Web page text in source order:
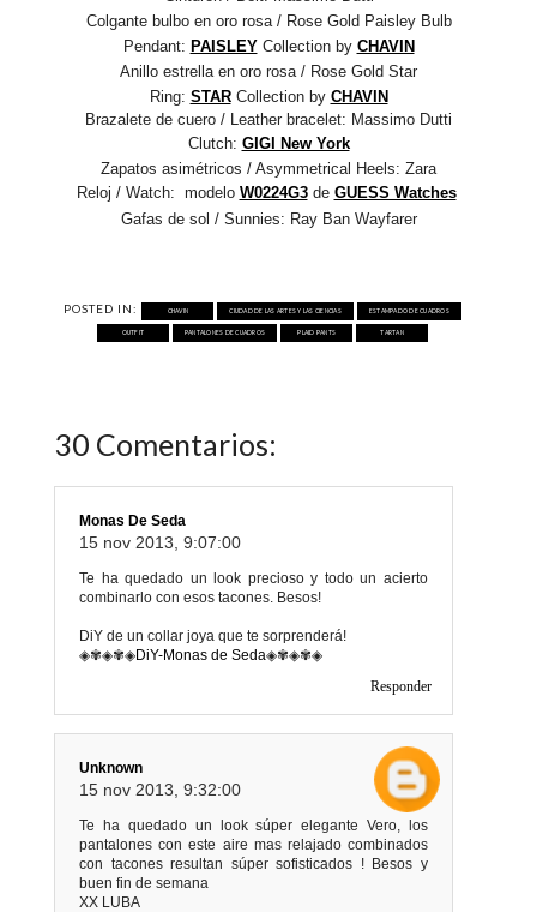
Colgante bulbo en oro rosa/ Rose Gold Paisley Bulb
Pendant: PAISLEY Collection by CHAVIN
Anillo estrella en oro rosa / Rose Gold Star
Ring: STAR Collection by CHAVIN
Brazalete de cuero / Leather bracelet: Massimo Dutti
Clutch: GIGI New York
Zapatos asimétricos / Asymmetrical Heels: Zara
Reloj / Watch: modelo W0224G3 de GUESS Watches
Gafas de sol / Sunnies: Ray Ban Wayfarer
POSTED IN: CHAVIN CIUDAD DE LAS ARTES Y LAS CIENCIAS ESTAMPADO DE CUADROS
OUTFIT PANTALONES DE CUADROS PLAID PANTS TARTAN
30 Comentarios:
Monas De Seda
15 nov 2013, 9:07:00
Te ha quedado un look precioso y todo un acierto
combinarlo con esos tacones. Besos!
DiY de un collar joya que te sorprenderá!
◈✾◈✾◈DiY-Monas de Seda◈✾◈✾◈
Responder
Unknown
15 nov 2013, 9:32:00
Te ha quedado un look súper elegante Vero, los
pantalones con este aire mas relajado combinados
con tacones resultan súper sofisticados ! Besos y
buen fin de semana
XX LUBA